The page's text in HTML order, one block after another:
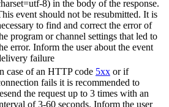
8) in the body of the response.
event should not be resubmitted. It is
to find and correct the error of
program or channel settings that led to
error. Inform the user about the event
failure
case of an HTTP code 5xx or if
fails it is recommended to
the request up to 3 times with an
of 3-60 seconds. Inform the user